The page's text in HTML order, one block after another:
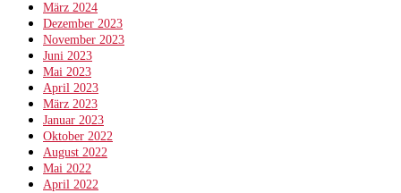
März 2024
Dezember 2023
November 2023
Juni 2023
Mai 2023
April 2023
März 2023
Januar 2023
Oktober 2022
August 2022
Mai 2022
April 2022